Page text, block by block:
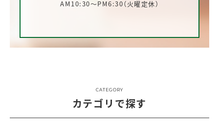
AM10:30～PM6:30（火曜定休）
CATEGORY
カテゴリで探す